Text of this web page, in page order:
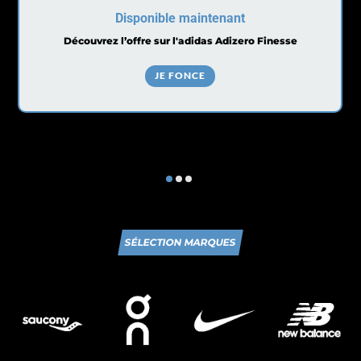
Disponible maintenant
Découvrez l’offre sur l'adidas Adizero Finesse
JE FONCE
SÉLECTION MARQUES